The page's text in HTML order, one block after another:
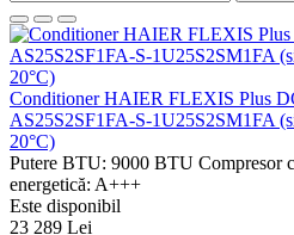
Conditioner HAIER FLEXIS Plus
AS25S2SF1FA-S-1U25S2SM1FA
20°C)
Putere BTU: 9000 BTU Compresor
energetică: A+++
Este disponibil
23 289 Lei